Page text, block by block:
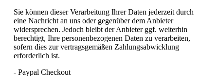
Sie können dieser Verarbeitung Ihrer Daten jederzeit durch
eine Nachricht an uns oder gegenüber dem Anbieter
widersprechen. Jedoch bleibt der Anbieter ggf. weiterhin
berechtigt, Ihre personenbezogenen Daten zu verarbeiten,
sofern dies zur vertragsgemäßen Zahlungsabwicklung
erforderlich ist.
- Paypal Checkout